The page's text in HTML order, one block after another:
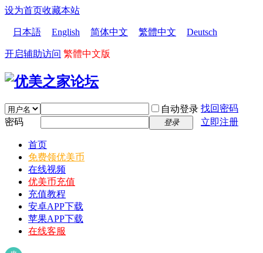
设为首页收藏本站
日本語 English 简体中文 繁體中文 Deutsch
开启辅助访问 繁體中文版
自动登录 找回密码
密码
登录 立即注册
首页
免费领优美币
在线视频
优美币充值
充值教程
安卓APP下载
苹果APP下载
在线客服